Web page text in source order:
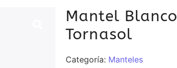
Mantel Blanco
Tornasol
Categoría: Manteles